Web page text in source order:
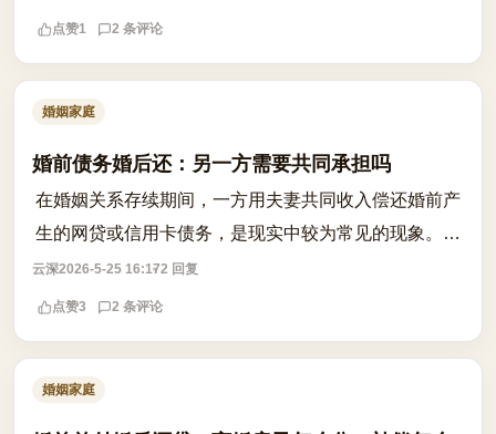
了。更棘手的是，当对方收入大幅增加时，...
点赞1 2 条评论
婚姻家庭
婚前债务婚后还：另一方需要共同承担吗
在婚姻关系存续期间，一方用夫妻共同收入偿还婚前产
生的网贷或信用卡债务，是现实中较为常见的现象。然
而，这并不意味着该债务必然转化为夫妻共同债务。根
据现行法律原则，婚前个人债务原则上不...
云深2026-5-25 16:172 回复
点赞3 2 条评论
婚姻家庭